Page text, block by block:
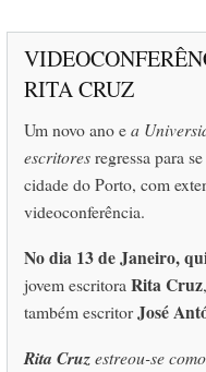
RITA CRUZ
Um novo ano ea
escritoresregressa para
cidade do Porto, com
videoconferência.
No dia 13 de Janeiro,
jovem escritora Rita Cruz
também escritorJosé
Rita Cruzestreou-se